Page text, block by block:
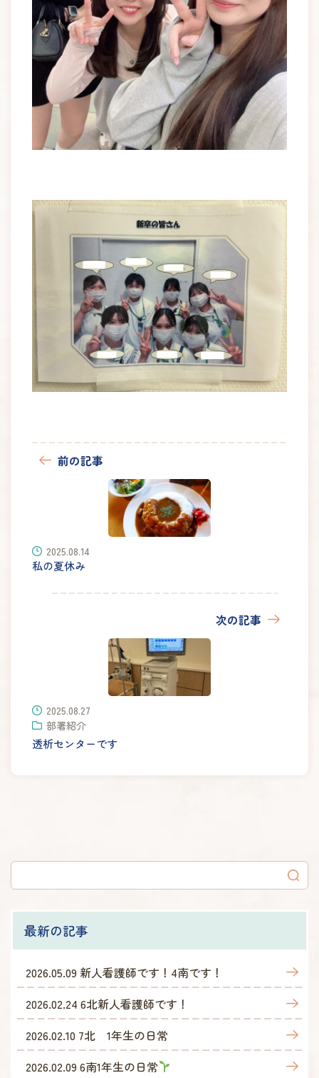
前の記事
2025.08.14
私の夏休み
次の記事
2025.08.27
部署紹介
透析センターです
最新の記事
2026.05.09 新人看護師です！4南です！
2026.02.24 6北新人看護師です！
2026.02.10 7北 1年生の日常
2026.02.096南1年生の日常